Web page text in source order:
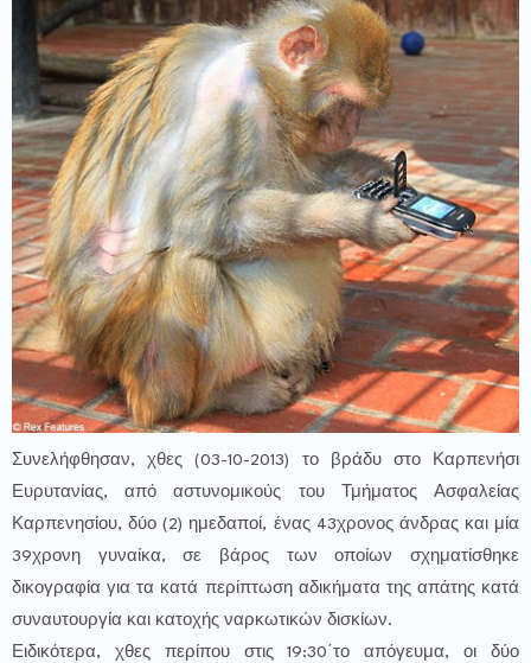
Συνελήφθησαν, χθες (03-10-2013) το βράδυ στο Καρπενήσι
Ευρυτανίας, από αστυνομικούς του Τμήματος Ασφαλείας
Καρπενησίου, δύο (2) ημεδαποί, ένας 43χρονος άνδρας και μία
39χρονη γυναίκα, σε βάρος των οποίων σχηματίσθηκε
δικογραφία για τα κατά περίπτωση αδικήματα της απάτης κατά
συναυτουργία και κατοχής ναρκωτικών δισκίων.
Ειδικότερα, χθες περίπου στις 19:30΄το απόγευμα, οι δύο